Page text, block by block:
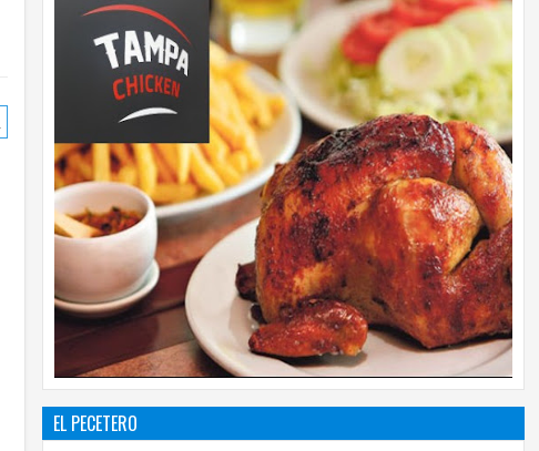
05
EL PECETERO